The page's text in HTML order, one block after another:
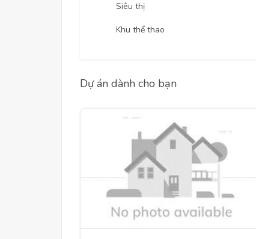
Siêu thị
Khu thể thao
Dự án dành cho bạn